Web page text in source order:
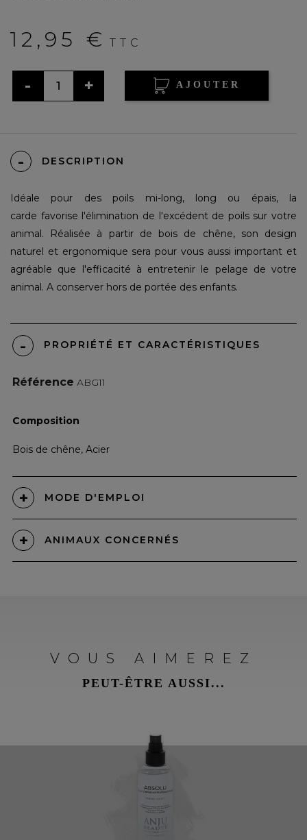
12,95 € TTC
AJOUTER
DESCRIPTION
Idéale pour des poils mi-long, long ou épais, la
carde favorise l'élimination de l'excédent de poils sur votre
animal. Réalisée à partir de bois de chêne, son design
naturel et ergonomique sera pour vous aussi important et
agréable que l'efficacité à entretenir le pelage de votre
animal. A conserver hors de portée des enfants.
PROPRIÉTÉ ET CARACTÉRISTIQUES
Référence ABG11
Composition
Bois de chêne, Acier
MODE D'EMPLOI
ANIMAUX CONCERNÉS
VOUS AIMEREZ
PEUT-ÊTRE AUSSI...